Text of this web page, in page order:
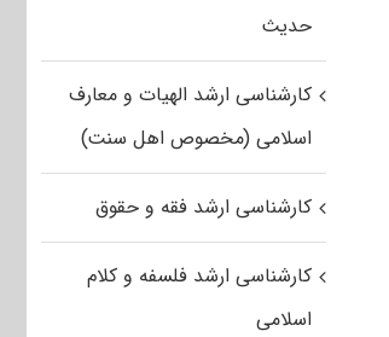
حدیث
کارشناسی ارشد الهیات و معارف
اسلامی (مخصوص اهل سنت)
کارشناسی ارشد فقه و حقوق
کارشناسی ارشد فلسفه و کلام
اسلامی